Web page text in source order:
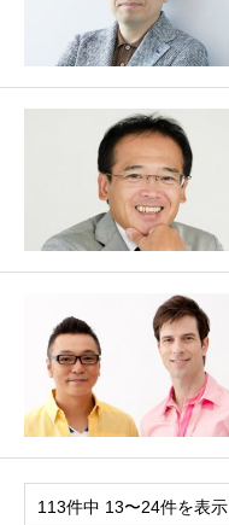
113件中 13〜24件を表示